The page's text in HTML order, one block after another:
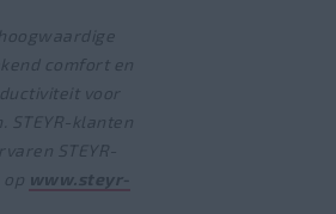
comfort en
voor
STEYR-klanten
STEYR-
op www.steyr-